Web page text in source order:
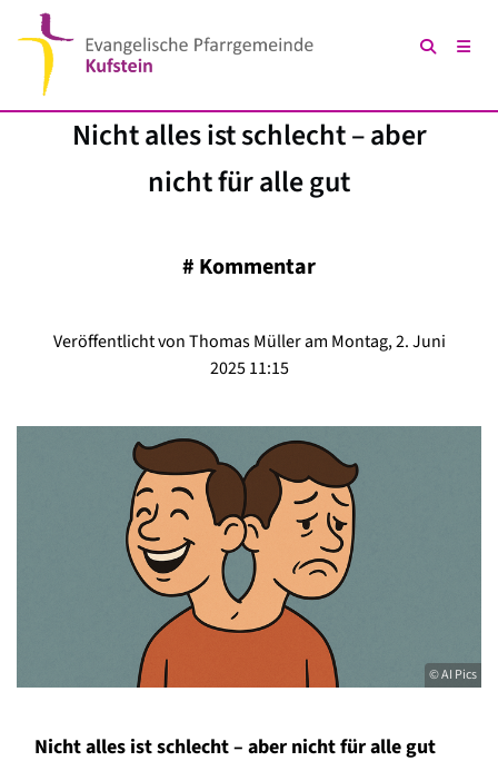
Nicht alles ist schlecht – aber
nicht für alle gut
# Kommentar
Veröffentlicht von Thomas Müller am Montag, 2. Juni
2025 11:15
© AI Pics
Nicht alles ist schlecht – aber nicht für alle gut